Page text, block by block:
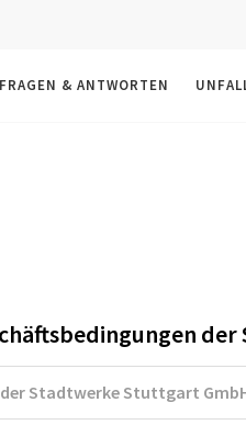
FRAGEN & ANTWORTEN
Stadtwerke Stuttgart